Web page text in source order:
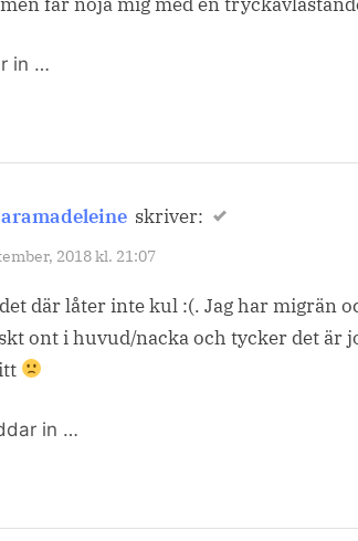
in …
skriver:
2018 kl. 21:07
där låter inte kul :(. Jag har migrän
ont i huvud/nacka och tycker det är
in …